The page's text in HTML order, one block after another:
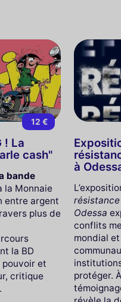
12 €
! La
cash"
bande
la Monnaie
entre argent
plus de
la BD
pouvoir et
critique
à
résistance
Odessa
conflits
mondial
protéger.